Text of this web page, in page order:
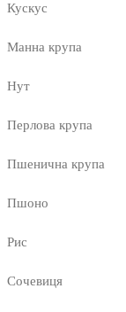
Кускус
Манна крупа
Нут
Перлова крупа
Пшенична крупа
Пшоно
Рис
Сочевиця